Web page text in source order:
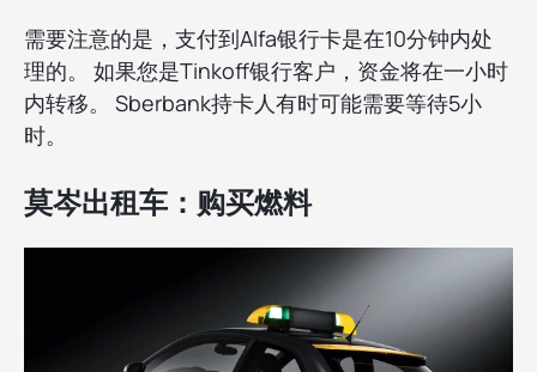
需要注意的是，支付到Alfa银行卡是在10分钟内处
理的。 如果您是Tinkoff银行客户，资金将在一小时
内转移。 Sberbank持卡人有时可能需要等待5小
时。
莫岑出租车：购买燃料